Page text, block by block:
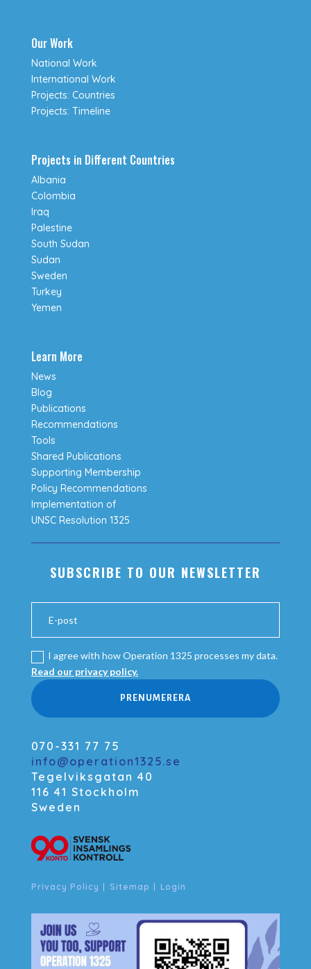
Our Work
National Work
International Work
Projects: Countries
Projects: Timeline
Projects in Different Countries
Albania
Colombia
Iraq
Palestine
South Sudan
Sudan
Sweden
Turkey
Yemen
Learn More
News
Blog
Publications
Recommendations
Tools
Shared Publications
Supporting Membership
Policy Recommendations
Implementation of
UNSC Resolution 1325
SUBSCRIBE TO OUR NEWSLETTER
I agree with how Operation 1325 processes my data.
Read our privacy policy.
PRENUMERERA
070-331 77 75
info@operation1325.se
Tegelviksgatan 40
116 41 Stockholm
Sweden
Privacy Policy Sitemap Login